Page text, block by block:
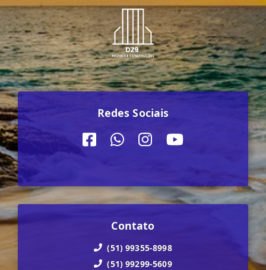
Redes Sociais
Contato
(51) 99355-8998
(51) 99299-5609